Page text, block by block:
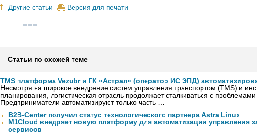
Другие статьи Версия для печати
Статьи по схожей теме
TMS платформа Vezubr и ГК «Астрал» (оператор ИС ЭПД)
Несмотря на широкое внедрение систем управления транспортом (TMS) и
планирования, логистическая отрасль продолжает сталкиваться с
Предприниматели автоматизируют только часть …
B2B-Center получил статус технологического партнера Astra Linux
M1Cloud внедряет новую платформу для автоматизации управления
сервисов